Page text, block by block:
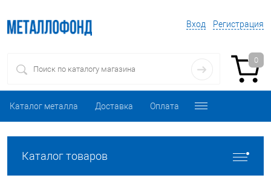
Вход Регистрация
0
Каталог металла Доставка Оплата
Каталог товаров